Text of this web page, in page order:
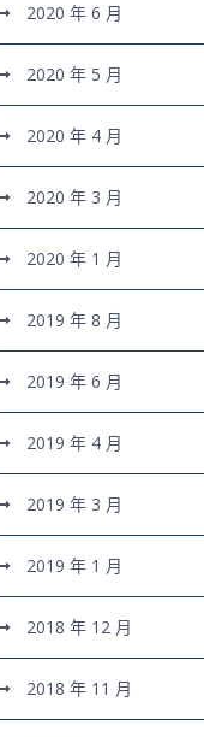
2020 年 6 月
2020 年 5 月
2020 年 4 月
2020 年 3 月
2020 年 1 月
2019 年 8 月
2019 年 6 月
2019 年 4 月
2019 年 3 月
2019 年 1 月
2018 年 12 月
2018 年 11 月